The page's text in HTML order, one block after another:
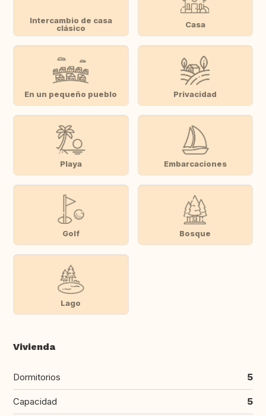
Intercambio de casa
clásico
Casa
En un pequeño pueblo Privacidad
Playa Embarcaciones
Golf Bosque
Lago
Vivienda
Dormitorios 5
Capacidad 5